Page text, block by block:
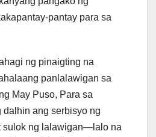
pantay para sa
ng pinaigting na
panlalawigan sa
May Puso, Para sa
dalhin ang serbisyo ng
sulok ng lalawigan—lalo na